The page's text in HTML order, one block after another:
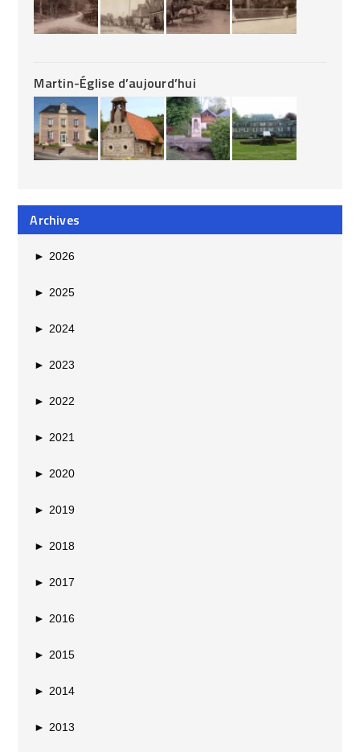
Martin-Église d’aujourd’hui
Archives
► 2026
► 2025
► 2024
► 2023
► 2022
► 2021
► 2020
► 2019
► 2018
► 2017
► 2016
► 2015
► 2014
► 2013